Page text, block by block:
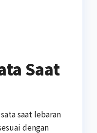
Saat
saat lebaran
dengan